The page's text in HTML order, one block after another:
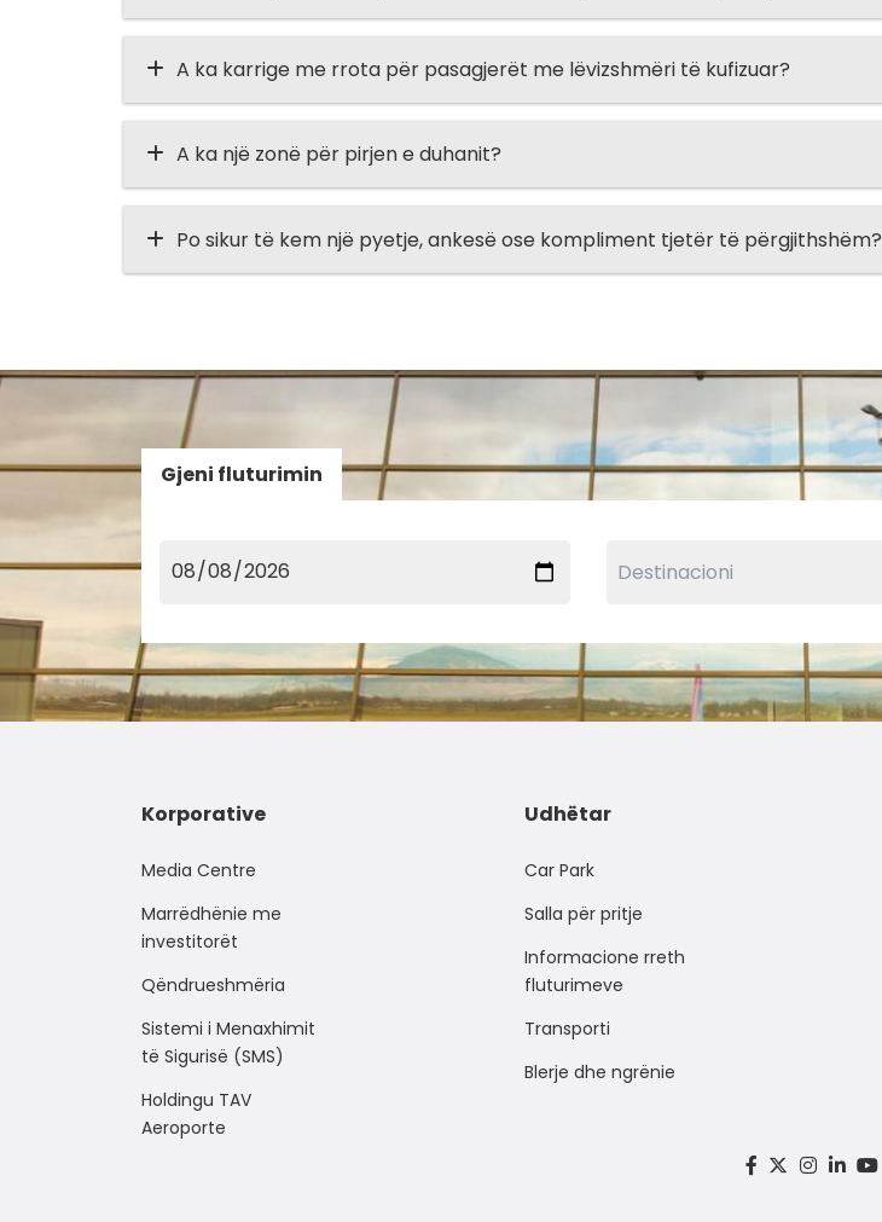
A ka karrige me rrota për pasagjerët me lëvizshmëri të kufizuar?
A ka një zonë për pirjen e duhanit?
Po sikur të kem një pyetje, ankesë ose kompliment tjetër të përgjithshëm?
Gjeni fluturimin
Korporative
Media Centre
Marrëdhënie me
investitorët
Qëndrueshmëria
Sistemi i Menaxhimit
të Sigurisë (SMS)
Holdingu TAV
Aeroporte
Udhëtar
Car Park
Salla për pritje
Informacione rreth
fluturimeve
Transporti
Blerje dhe ngrënie